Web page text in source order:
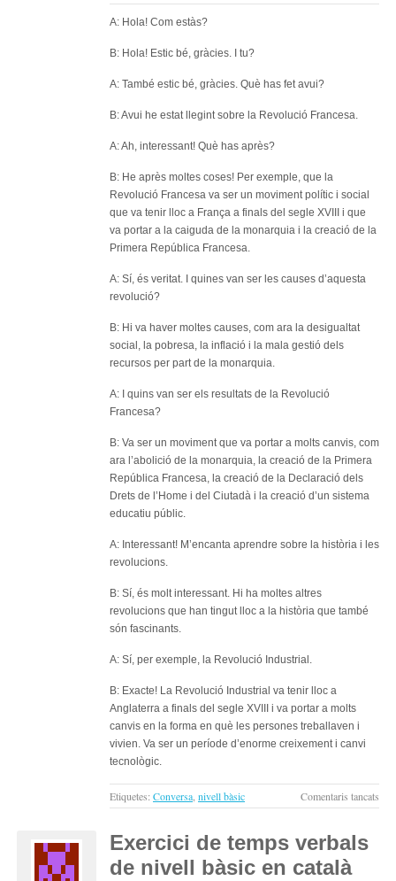
A: Hola! Com estàs?
B: Hola! Estic bé, gràcies. I tu?
A: També estic bé, gràcies. Què has fet avui?
B: Avui he estat llegint sobre la Revolució Francesa.
A: Ah, interessant! Què has après?
B: He après moltes coses! Per exemple, que la
Revolució Francesa va ser un moviment polític i social
que va tenir lloc a França a finals del segle XVIII i que
va portar a la caiguda de la monarquia i la creació de la
Primera República Francesa.
A: Sí, és veritat. I quines van ser les causes d’aquesta
revolució?
B: Hi va haver moltes causes, com ara la desigualtat
social, la pobresa, la inflació i la mala gestió dels
recursos per part de la monarquia.
A: I quins van ser els resultats de la Revolució
Francesa?
B: Va ser un moviment que va portar a molts canvis, com
ara l’abolició de la monarquia, la creació de la Primera
República Francesa, la creació de la Declaració dels
Drets de l’Home i del Ciutadà i la creació d’un sistema
educatiu públic.
A: Interessant! M’encanta aprendre sobre la història i les
revolucions.
B: Sí, és molt interessant. Hi ha moltes altres
revolucions que han tingut lloc a la història que també
són fascinants.
A: Sí, per exemple, la Revolució Industrial.
B: Exacte! La Revolució Industrial va tenir lloc a
Anglaterra a finals del segle XVIII i va portar a molts
canvis en la forma en què les persones treballaven i
vivien. Va ser un període d’enorme creixement i canvi
tecnològic.
Etiquetes: Conversa nivell bàsic Comentaris tancats
La
Exercici de temps verbals
de nivell bàsic en català